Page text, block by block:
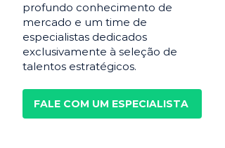
profundo conhecimento de
mercado e um time de
especialistas dedicados
exclusivamente à seleção de
talentos estratégicos.
FALE COM UM ESPECIALISTA